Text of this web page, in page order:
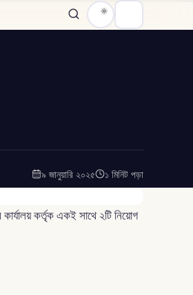
৯ জানুয়ারি ২০২৫ ১ মিনিট পড়া
কর্তৃক একই সাথে ২টি নিয়োগ